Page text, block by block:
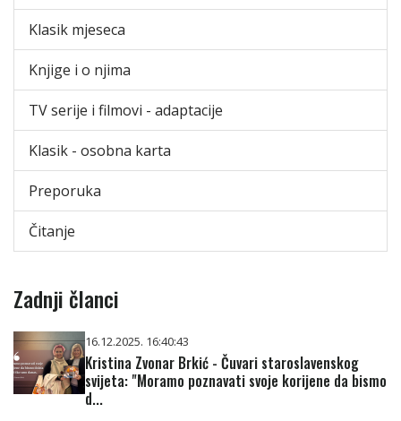
Klasik mjeseca
Knjige i o njima
TV serije i filmovi - adaptacije
Klasik - osobna karta
Preporuka
Čitanje
Zadnji članci
16.12.2025. 16:40:43
Kristina Zvonar Brkić - Čuvari staroslavenskog
svijeta: "Moramo poznavati svoje korijene da bismo
d...